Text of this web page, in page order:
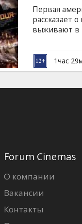
Первая
рассказает
выживают в
Rachael
Продюсер:
латышском и
1час
Forum Cinemas
О компании
Вакансии
Контакты